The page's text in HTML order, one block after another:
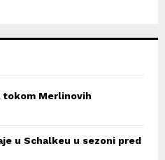
tokom Merlinovih
u Schalkeu u sezoni pred